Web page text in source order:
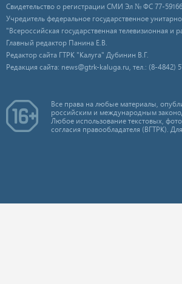
Свидетельство о регистрации СМИ Эл № ФС 77-59166
Учредитель федеральное государственное
"Всероссийская государственная телевизионная и
Главный редактор Панина Е.В.
Редактор сайта ГТРК "Калуга" Дубинин В.Г.
Редакция сайта: news@gtrk-kaluga.ru, тел.: (8-4842)
Все права на любые материалы,
российским и международным
Любое использование текстовых,
согласия правообладателя (ВГТРК).